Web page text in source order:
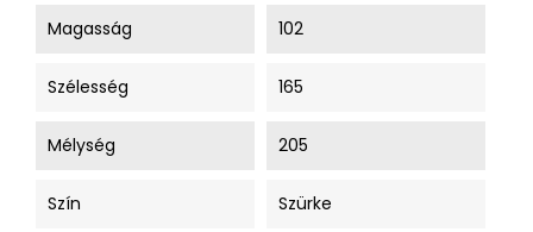
Magasság 102
Szélesség 165
Mélység 205
Szín Szürke